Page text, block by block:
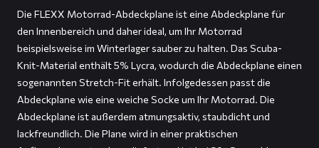
Die FLEXX Motorrad-Abdeckplane ist eine Abdeckplane für
den Innenbereich und daher ideal, um Ihr Motorrad
beispielsweise im Winterlager sauber zu halten. Das Scuba-
Knit-Material enthält 5% Lycra, wodurch die Abdeckplane einen
sogenannten Stretch-Fit erhält. Infolgedessen passt die
Abdeckplane wie eine weiche Socke um Ihr Motorrad. Die
Abdeckplane ist außerdem atmungsaktiv, staubdicht und
lackfreundlich. Die Plane wird in einer praktischen